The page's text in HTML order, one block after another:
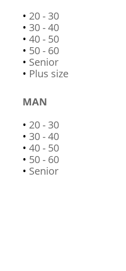
• 20 - 30
• 30 - 40
• 40 - 50
• 50 - 60
• Senior
• Plus size
MAN
• 20 - 30
• 30 - 40
• 40 - 50
• 50 - 60
• Senior